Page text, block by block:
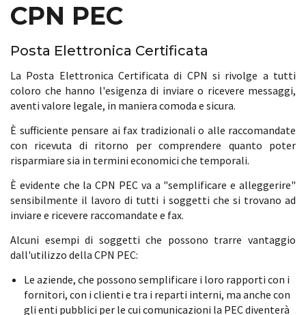
CPN PEC
Posta Elettronica Certificata
La Posta Elettronica Certificata di CPN si rivolge a tutti
coloro che hanno l'esigenza di inviare o ricevere messaggi,
aventi valore legale, in maniera comoda e sicura.
È sufficiente pensare ai fax tradizionali o alle raccomandate
con ricevuta di ritorno per comprendere quanto poter
risparmiare sia in termini economici che temporali.
È evidente che la CPN PEC va a "semplificare e alleggerire"
sensibilmente il lavoro di tutti i soggetti che si trovano ad
inviare e ricevere raccomandate e fax.
Alcuni esempi di soggetti che possono trarre vantaggio
dall'utilizzo della CPN PEC:
Le aziende, che possono semplificare i loro rapporti con i
fornitori, con i clienti e tra i reparti interni, ma anche con
gli enti pubblici per le cui comunicazioni la PEC diventerà